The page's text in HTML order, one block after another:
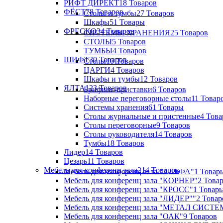
РИФТ ДИРЕКТ18 Товаров
ФЁСТ78 Товаров
Столы и тумбы27 Товаров
Шкафы51 Товары
ФРЕСКО34 Товаров
СИСТЕМЫ ХРАНЕНИЯ25 Товаров
СТОЛЫ5 Товаров
ТУМБЫ4 Товаров
ШИФТ30 Товаров
Столы10 Товаров
ЦАРГИ4 Товаров
Шкафы и тумбы12 Товаров
ЯЛТА123 Товаров
Брифинг-приставки6 Товаров
Наборные переговорные столы11
Системы хранения61 Товары
Столы журнальные и пристенные4
Столы переговорные9 Товаров
Столы руководителя14 Товаров
Тумбы18 Товаров
Лидер14 Товаров
Цезарь11 Товаров
Мебель для конференц зала214 Товаров
Мебель для конференц зала "АЛЬФА"1
Мебель для конференц зала "КОРНЕР"2
Мебель для конференц зала "КРОСС"1
Мебель для конференц зала "ЛИДЕР""2
Мебель для конференц зала "МЕТАЛ
Мебель для конференц зала "ОАК"9 Товаров